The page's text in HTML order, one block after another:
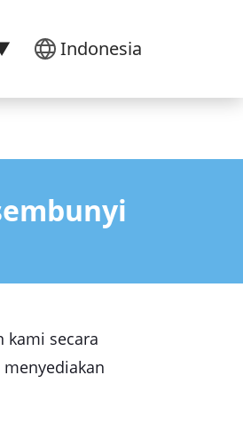
Indonesia
kami secara